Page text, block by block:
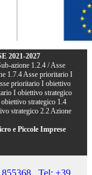
2021-2027
azione 1.2.4 / Asse
1.7.4 Asse prioritario I
prioritario I obiettivo
I obiettivo strategico
strategico 1.4
strategico 2.2 Azione
e Piccole Imprese
Tel: +39